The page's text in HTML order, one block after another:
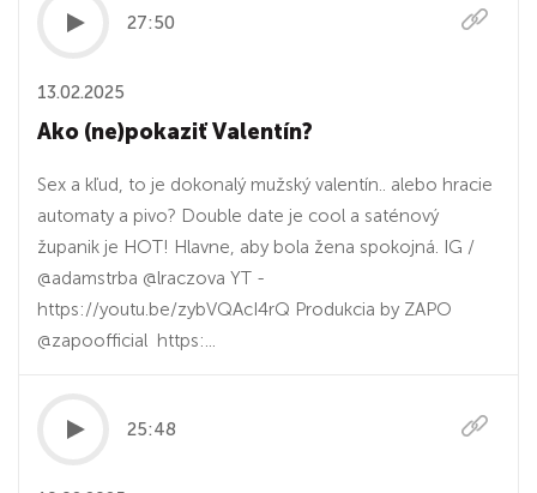
27:50
13.02.2025
Ako (ne)pokaziť Valentín?
Sex a kľud, to je dokonalý mužský valentín.. alebo hracie
automaty a pivo? Double date je cool a saténový
županik je HOT! Hlavne, aby bola žena spokojná. IG /
@adamstrba @lraczova YT -
https://youtu.be/zybVQAcI4rQ Produkcia by ZAPO
@zapoofficial https:...
25:48